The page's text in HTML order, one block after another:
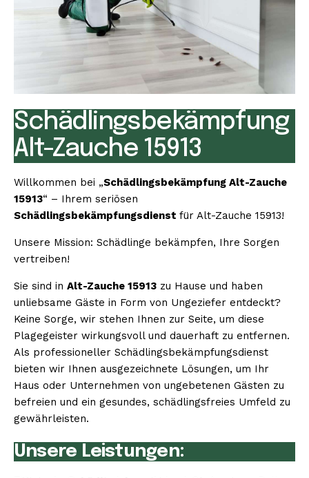
Schädlingsbekämpfung
Alt-Zauche 15913
Willkommen bei „Schädlingsbekämpfung Alt-Zauche
15913“ – Ihrem seriösen
Schädlingsbekämpfungsdienst für Alt-Zauche 15913!
Unsere Mission: Schädlinge bekämpfen, Ihre Sorgen
vertreiben!
Sie sind in Alt-Zauche 15913 zu Hause und haben
unliebsame Gäste in Form von Ungeziefer entdeckt?
Keine Sorge, wir stehen Ihnen zur Seite, um diese
Plagegeister wirkungsvoll und dauerhaft zu entfernen.
Als professioneller Schädlingsbekämpfungsdienst
bieten wir Ihnen ausgezeichnete Lösungen, um Ihr
Haus oder Unternehmen von ungebetenen Gästen zu
befreien und ein gesundes, schädlingsfreies Umfeld zu
gewährleisten.
Unsere Leistungen: